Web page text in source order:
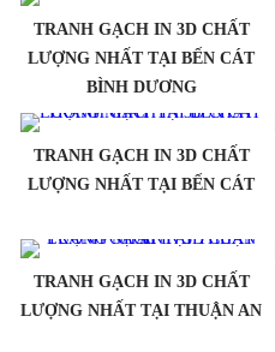
TRANH GẠCH IN 3D CHẤT
LƯỢNG NHẤT TẠI BẾN CÁT
BÌNH DƯƠNG
TRANH GẠCH IN 3D CHẤT
LƯỢNG NHẤT TẠI BẾN CÁT
TRANH GẠCH IN 3D CHẤT
LƯỢNG NHẤT TẠI THUẬN AN